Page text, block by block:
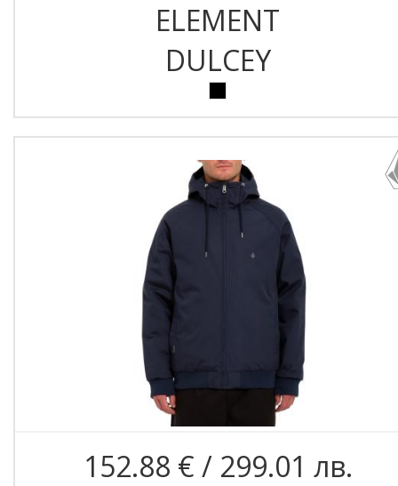
ELEMENT
DULCEY
152.88 € / 299.01 лв.